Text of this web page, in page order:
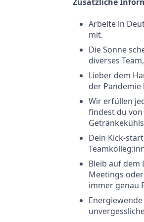
Arbeite in
mit.
Die Sonne
diverses
Lieber dem
der
Wir erfüllen
findest du
Dein Kick-
Bleib auf dem
Meetings
immer genau